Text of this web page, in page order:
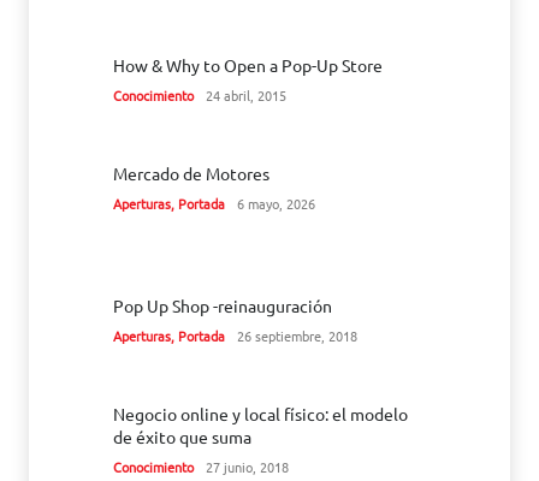
How & Why to Open a Pop-Up Store
Conocimiento 24 abril, 2015
Mercado de Motores
Aperturas, Portada 6 mayo, 2026
Pop Up Shop -reinauguración
Aperturas, Portada 26 septiembre, 2018
Negocio online y local físico: el modelo
de éxito que suma
Conocimiento 27 junio, 2018